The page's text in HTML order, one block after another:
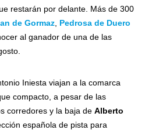
restarán por delante. Más de 300
de Gormaz Pedrosa de Duero
al ganador de una de las
Iniesta viajan a la comarca
compacto, a pesar de las
corredores y la baja de Alberto
española de pista para